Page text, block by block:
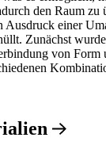
den Raum zu
Ausdruck einer
Zunächst
von Form